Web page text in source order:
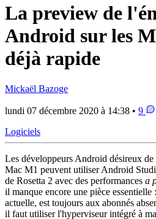
La preview de
Android sur les
déjà rapide
Mickaël Bazoge
lundi 07 décembre 2020 à 14:38 • 9
Logiciels
Les développeurs Android désireux
Mac M1 peuvent utiliser Android
de Rosetta 2 avec des performances a
il manque encore une pièce
actuelle, est toujours aux abonnés
il faut utiliser l'hyperviseur intégré à